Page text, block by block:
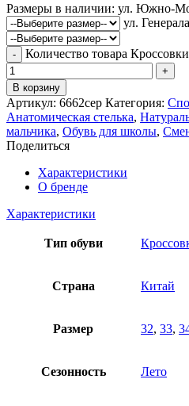
Размеры в наличии: ул. Южно-
ул.
Количество товара
В корзину
Артикул: 6662сер Категория:
Анатомическая стелька,
мальчика, Обувь для школы,
Поделиться
Характеристики
О бренде
Характеристики
Тип обуви
Страна Китай
Размер 32, 33,
Сезонность Лето